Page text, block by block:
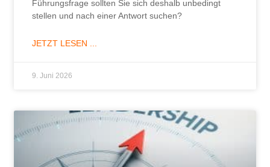
Führungsfrage sollten Sie sich deshalb unbedingt
stellen und nach einer Antwort suchen?
JETZT LESEN ...
9. Juni 2026